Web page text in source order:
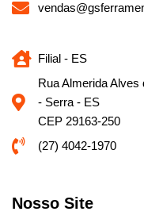
Filial - ES
Rua Almerida Alves
- Serra - ES
CEP 29163-250
(27) 4042-1970
Nosso Site